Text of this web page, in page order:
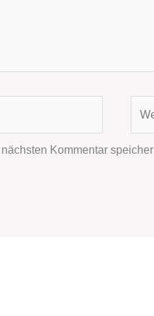
Kommentar